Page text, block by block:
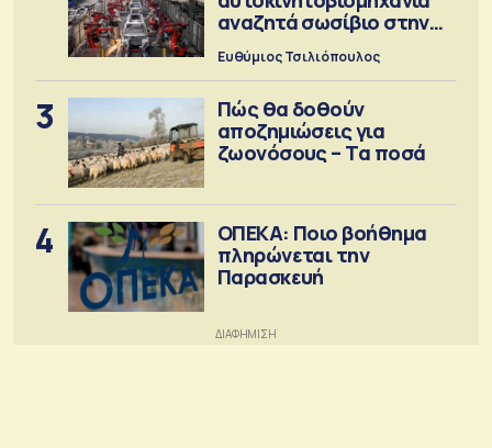
αναζητά σωσίβιο στην
Κίνα
Ευθύμιος Τσιλιόπουλος
3
Πώς θα δοθούν
αποζημιώσεις για
ζωονόσους – Τα ποσά
4
ΟΠΕΚΑ: Ποιο βοήθημα
πληρώνεται την
Παρασκευή